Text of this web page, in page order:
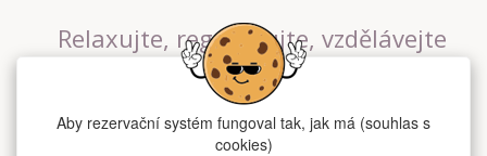
Relaxujte, regenerujte, vzdělávejte
se v největším jógovém studiu v
Praze
Aby rezervační systém fungoval tak, jak má (souhlas s
cookies)